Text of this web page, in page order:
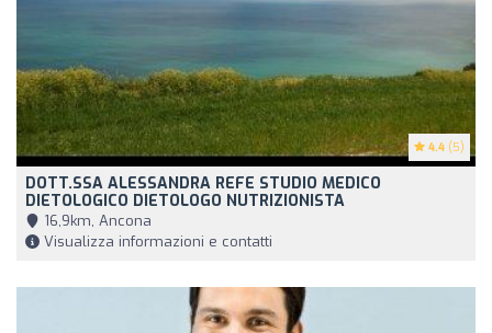
4.4 (5)
DOTT.SSA ALESSANDRA REFE STUDIO MEDICO
DIETOLOGICO DIETOLOGO NUTRIZIONISTA
16,9km, Ancona
Visualizza informazioni e contatti